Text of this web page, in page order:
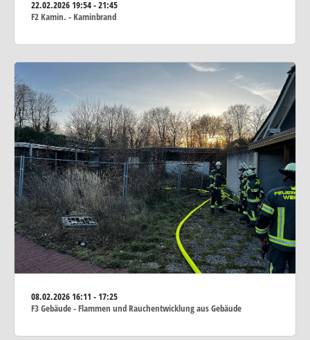
22.02.202619:54 - 21:45
F2 Kamin. - Kaminbrand
08.02.202616:11 - 17:25
F3 Gebäude - Flammen und Rauchentwicklung aus Gebäude